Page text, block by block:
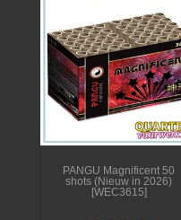
PANGU Magnificent 50
shots (Nieuw in 2026)
[WEC3615]